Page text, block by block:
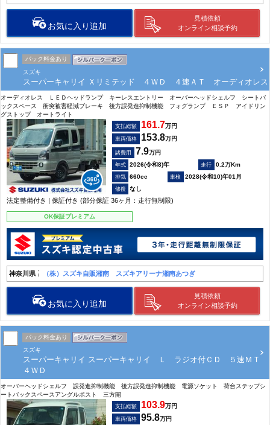
お気に入り追加
見積依頼
オンライン相談予約
パック料金あり
スズキ
スーパーキャリイ Ｘリミテッド ４ＷＤ ４速ＡＴ オーディオレス
オーディオレス ＬＥＤヘッドランプ キーレスエントリー オーバーヘッドシェルフ シートバ
ックスペース 衝突被害軽減ブレーキ 後方誤発進抑制機能 フォグランプ ＥＳＰ アイドリン
グストップ オートライト
支払総額 161.7万円
車両価格 153.8万円
諸費用 7.9万円
2026(令和8)年
0.2万Km
660cc
2028(令和10)年01月
なし
法定整備付き | 保証付き (部分保証 36ヶ月：走行無制限)
OK保証プレミアム
神奈川県 （株）スズキ自販湘南 スズキアリーナ湘南あつぎ
お気に入り追加
見積依頼
オンライン相談予約
パック料金あり
スズキ
スーパーキャリイ スーパーキャリイ Ｌ ラジオ付ＣＤ ５速ＭＴ
４ＷＤ
オーバーヘッドシェルフ 誤発進抑制機能 後方誤発進抑制機能 電源ソケット 荷台ステップシ
ートバックスペースアングルポスト 三方開
支払総額 103.9万円
車両価格 95.8万円